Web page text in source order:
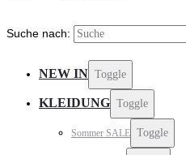
Suche nach:
NEW IN Toggle
KLEIDUNG Toggle
Sommer SALE Toggle